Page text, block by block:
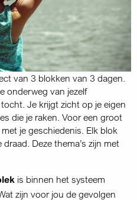
van 3 blokken van 3 dagen.
onderweg van jezelf
Je krijgt zicht op je eigen
die je raken. Voor een groot
je geschiedenis. Elk blok
Deze thema’s zijn met
is binnen het systeem
zijn voor jou de gevolgen